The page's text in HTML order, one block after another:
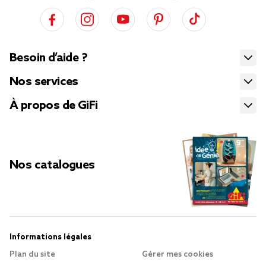
Besoin d’aide ?
Nos services
À propos de GiFi
Nos catalogues
Informations légales
Plan du site
Gérer mes cookies